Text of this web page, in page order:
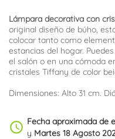
Lámpara decorativa con
original diseño de búho,
colocar tanto como
estancias del hogar.
el salón o en una cómoda
cristales Tiffany de color
Dimensiones: Alto 31 cm.
schedule Fecha aproximada de
y Martes 18 Agosto